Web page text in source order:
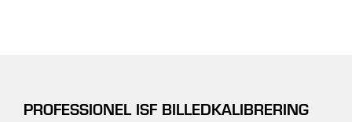
PROFESSIONEL ISF BILLEDKALIBRERING